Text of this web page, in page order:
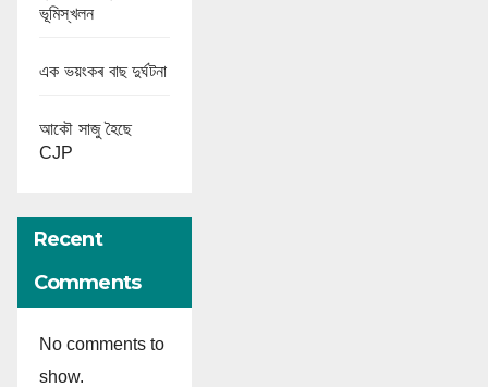
ভূমিস্খলন
এক ভয়ংকৰ বাছ দুৰ্ঘটনা
আকৌ সাজু হৈছে
CJP
Recent
Comments
No comments to
show.